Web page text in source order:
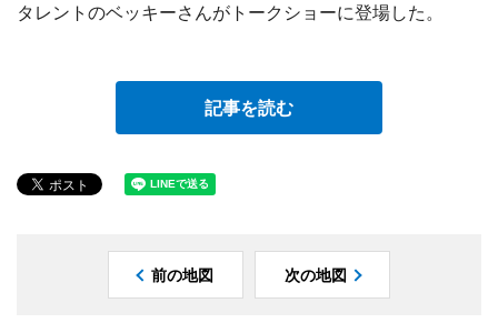
タレントのベッキーさんがトークショーに登場した。
記事を読む
前の地図 次の地図